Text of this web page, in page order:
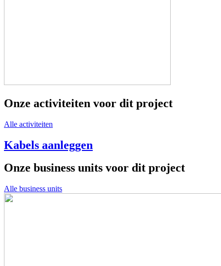
Onze activiteiten voor dit project
Alle activiteiten
Kabels aanleggen
Onze business units voor dit project
Alle business units